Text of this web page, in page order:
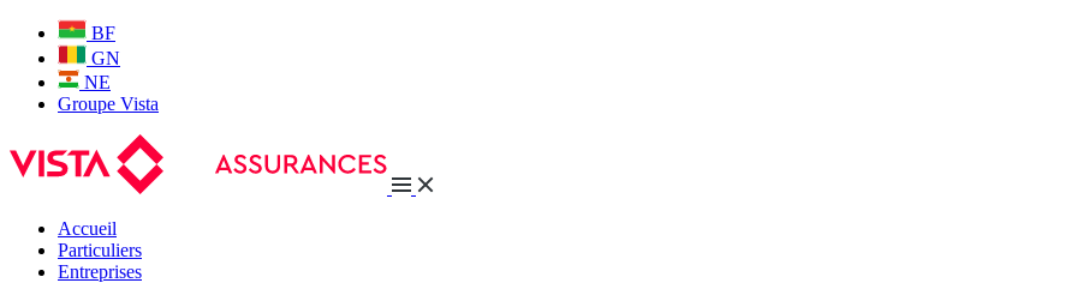
BF
GN
NE
Groupe Vista
Accueil
Particuliers
Entreprises